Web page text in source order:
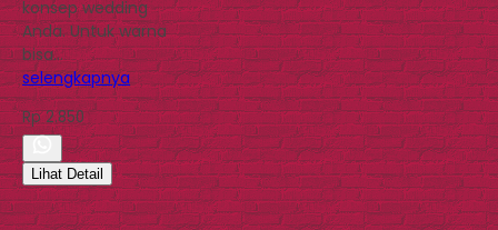
konsep wedding
Anda. Untuk warna
bisa…
selengkapnya
Rp 2.850
Lihat Detail